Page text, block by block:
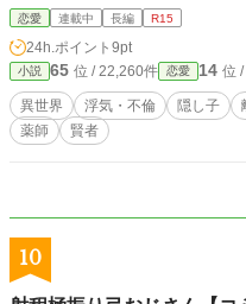
る母子がいた。 リオンの事を「パパ
性。 それは紛れもなく家族と呼べる光景だった。 【ご注
児」「婚外子」と表現があります。
何らかの要因でシングルで生まれ
ます。この異世界この国独自の文化
た、作者の他作品とも関係ありませ
きますようお願いします。 ※作者の
恋愛 連載中 長編 R15
24h.ポイント 9pt
小説 65 位 / 22,260件 恋愛 14 位
異世界 浮気・不倫 隠し子
薬師
賢者
10